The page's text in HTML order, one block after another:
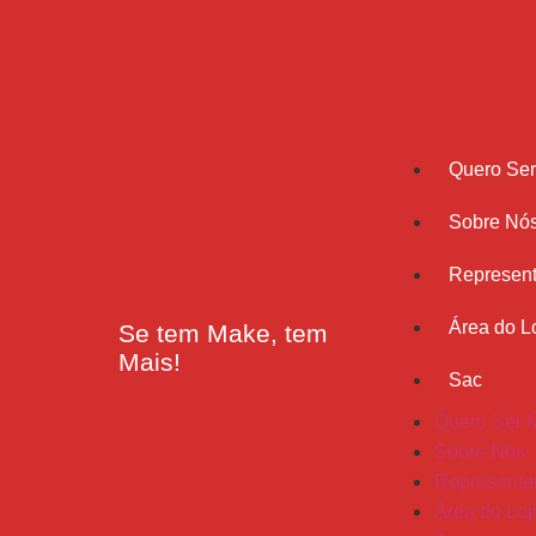
Se tem Make, tem
Mais!
Quero
Sobre
Área do
Sac
Quero Ser
Sobre Nós
Área do